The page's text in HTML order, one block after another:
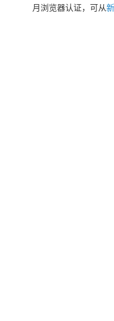
月浏览器认证，可从